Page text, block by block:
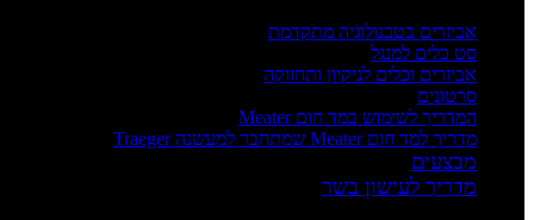
אביזרים בטכנולוגיה מתקדמת
סט כלים למנגל
אביזרים וכלים לניקיון ותחזוקה
סרטונים
המדריך לשימוש במד חום Meater
מדריך למד חום Meater שמתחבר למעשנה Traeger
מבצעים
מדריך לעישון בשר